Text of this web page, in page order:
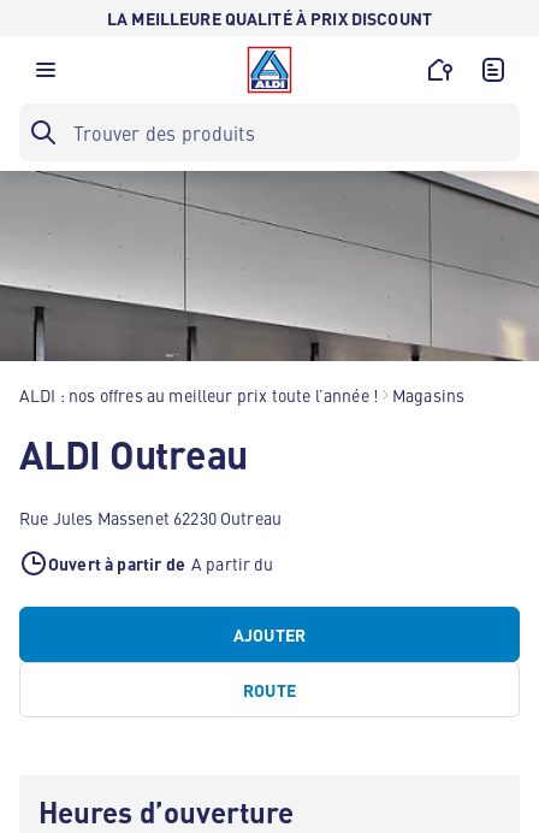
LA MEILLEURE QUALITÉ À PRIX DISCOUNT
ALDI : nos offres au meilleur prix toute l’année ! Magasins
ALDI Outreau
Rue Jules Massenet 62230 Outreau
Ouvert à partir de A partir du
AJOUTER
ROUTE
Heures d’ouverture